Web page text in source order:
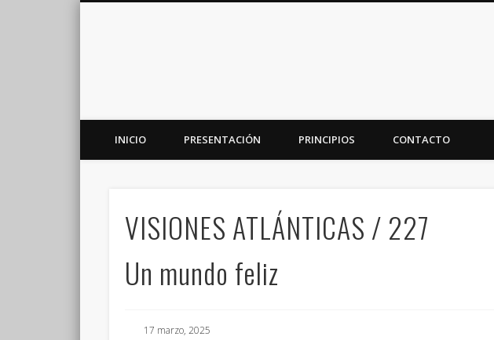
INICIO PRESENTACIÓN PRINCIPIOS CONTACTO
VISIONES ATLÁNTICAS / 227
Un mundo feliz
17 marzo, 2025